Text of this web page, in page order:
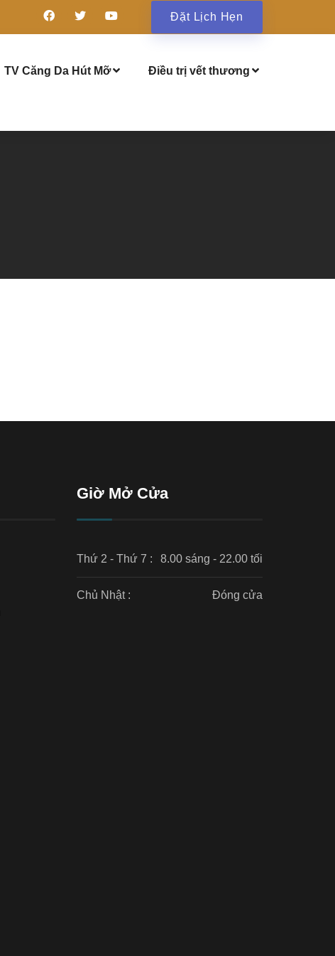
Đặt Lịch Hẹn
TV Căng Da Hút Mỡ Điều trị vết thương
Giờ Mở Cửa
Thứ 2 - Thứ 7 : 8.00 sáng - 22.00 tối
Chủ Nhật : Đóng cửa